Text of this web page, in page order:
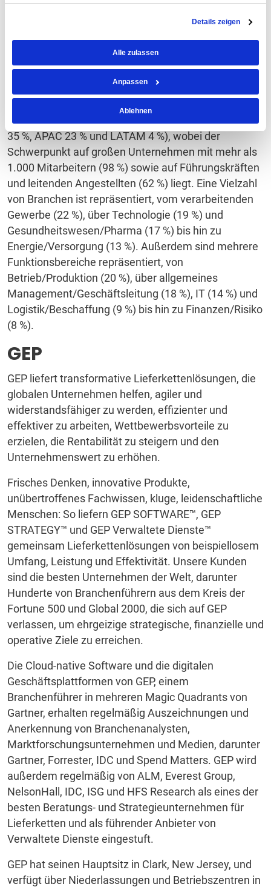
Details zeigen
Alle zulassen
Anpassen
Ablehnen
Führungskräften und Fachexperten innerhalb und
außerhalb der HBR-Autorengemeinschaft geführt.
Insgesamt 276 Personen aus dem weltweiten HBR-
Publikum (Leser des Magazins/Newsletters, Kunden,
Nutzer von HBR.org) haben auf eine E-Mail-Einladung
Umfrage hat eine globale Zielgruppe (NA 39 %, EMEA
35 %, APAC 23 % und LATAM 4 %), wobei der
Schwerpunkt auf großen Unternehmen mit mehr als
1.000 Mitarbeitern (98 %) sowie auf Führungskräften
und leitenden Angestellten (62 %) liegt. Eine Vielzahl
von Branchen ist repräsentiert, vom verarbeitenden
Gewerbe (22 %), über Technologie (19 %) und
Gesundheitswesen/Pharma (17 %) bis hin zu
Energie/Versorgung (13 %). Außerdem sind mehrere
Funktionsbereiche repräsentiert, von
Betrieb/Produktion (20 %), über allgemeines
Management/Geschäftsleitung (18 %), IT (14 %) und
Logistik/Beschaffung (9 %) bis hin zu Finanzen/Risiko
(8 %).
GEP
GEP liefert transformative Lieferkettenlösungen, die
globalen Unternehmen helfen, agiler und
widerstandsfähiger zu werden, effizienter und
effektiver zu arbeiten, Wettbewerbsvorteile zu
erzielen, die Rentabilität zu steigern und den
Unternehmenswert zu erhöhen.
Frisches Denken, innovative Produkte,
unübertroffenes Fachwissen, kluge, leidenschaftliche
Menschen: So liefern GEP SOFTWARE™, GEP
STRATEGY™ und GEP Verwaltete Dienste™
gemeinsam Lieferkettenlösungen von beispiellosem
Umfang, Leistung und Effektivität. Unsere Kunden
sind die besten Unternehmen der Welt, darunter
Hunderte von Branchenführern aus dem Kreis der
Fortune 500 und Global 2000, die sich auf GEP
verlassen, um ehrgeizige strategische, finanzielle und
operative Ziele zu erreichen.
Die Cloud-native Software und die digitalen
Geschäftsplattformen von GEP, einem
Branchenführer in mehreren Magic Quadrants von
Gartner, erhalten regelmäßig Auszeichnungen und
Anerkennung von Branchenanalysten,
Marktforschungsunternehmen und Medien, darunter
Gartner, Forrester, IDC und Spend Matters. GEP wird
außerdem regelmäßig von ALM, Everest Group,
NelsonHall, IDC, ISG und HFS Research als eines der
besten Beratungs- und Strategieunternehmen für
Lieferketten und als führender Anbieter von
Verwaltete Dienste eingestuft.
GEP hat seinen Hauptsitz in Clark, New Jersey, und
verfügt über Niederlassungen und Betriebszentren in